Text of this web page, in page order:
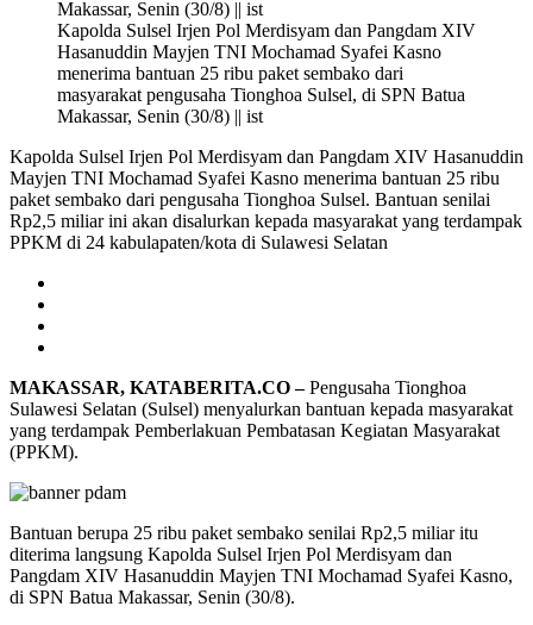
Kapolda Sulsel Irjen Pol Merdisyam dan Pangdam XIV
Hasanuddin Mayjen TNI Mochamad Syafei Kasno
menerima bantuan 25 ribu paket sembako dari
masyarakat pengusaha Tionghoa Sulsel, di SPN Batua
Makassar, Senin (30/8) || ist
Kapolda Sulsel Irjen Pol Merdisyam dan Pangdam XIV Hasanuddin
Mayjen TNI Mochamad Syafei Kasno menerima bantuan 25 ribu
paket sembako dari pengusaha Tionghoa Sulsel. Bantuan senilai
Rp2,5 miliar ini akan disalurkan kepada masyarakat yang terdampak
PPKM di 24 kabulapaten/kota di Sulawesi Selatan
MAKASSAR, KATABERITA.CO –Pengusaha Tionghoa
Sulawesi Selatan (Sulsel) menyalurkan bantuan kepada masyarakat
yang terdampak Pemberlakuan Pembatasan Kegiatan Masyarakat
(PPKM).
Bantuan berupa 25 ribu paket sembako senilai Rp2,5 miliar itu
diterima langsung Kapolda Sulsel Irjen Pol Merdisyam dan
Pangdam XIV Hasanuddin Mayjen TNI Mochamad Syafei Kasno,
di SPN Batua Makassar, Senin (30/8).